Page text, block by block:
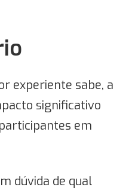
experiente sabe, a
significativo
em
dúvida de qual